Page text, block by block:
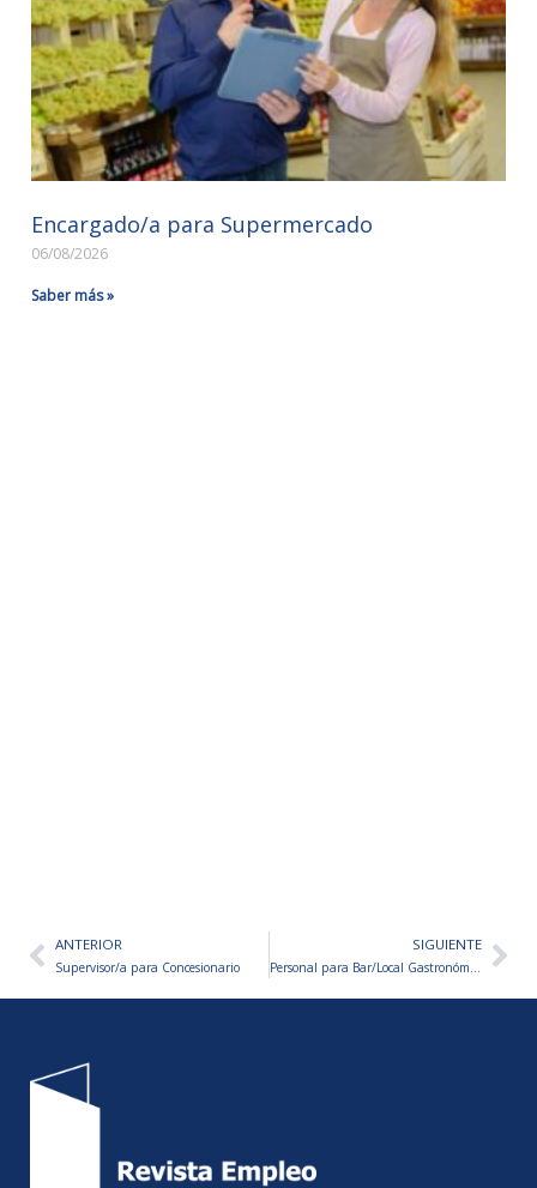
Encargado/a para Supermercado
06/08/2026
Saber más »
AntANTERIOR
Supervisor/a para Concesionario
SIGUIENTE
Personal para Bar/Local Gastronómico – VARIOS PUESTOS A CUBRIR